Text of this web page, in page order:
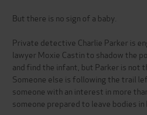
But there is no sign of a baby.
Private detective Charlie Parker is
lawyer Moxie Castin to shadow the
and find the infant, but Parker is not
Someone else is following the trail
someone with an interest in more
someone prepared to leave bodies in